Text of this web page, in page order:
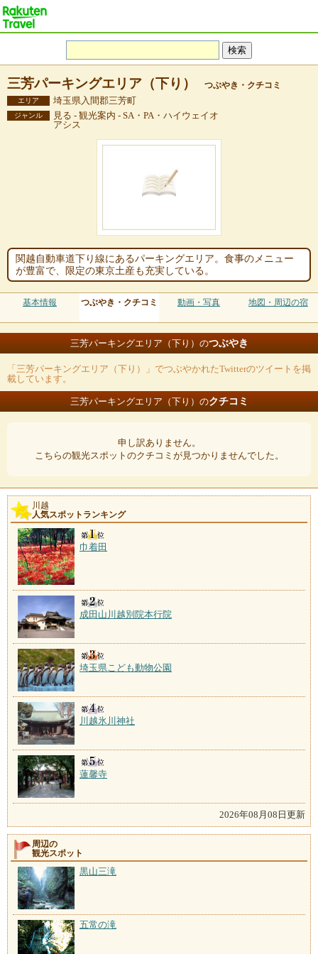
三芳パーキングエリア（下り） つぶやき・クチコミ
エリア 埼玉県入間郡三芳町
ジャンル
見る - 観光案内 - SA・PA・ハイウェイオ
アシス
関越自動車道下り線にあるパーキングエリア。食事のメニュー
が豊富で、限定の東京土産も充実している。
基本情報 つぶやき・クチコミ 動画・写真 地図・周辺の宿
三芳パーキングエリア（下り）のつぶやき
「三芳パーキングエリア（下り）」でつぶやかれたTwitterのツイートを掲
載しています。
三芳パーキングエリア（下り）のクチコミ
申し訳ありません。
こちらの観光スポットのクチコミが見つかりませんでした。
川越
人気スポットランキング
巾着田
成田山川越別院本行院
埼玉県こども動物公園
川越氷川神社
蓮馨寺
2026年08月08日更新
周辺の
観光スポット
黒山三滝
五常の滝